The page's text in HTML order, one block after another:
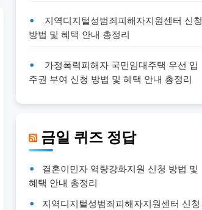
지역디지털성범죄피해자지원센터 신청
방법 및 혜택 안내 총정리
가정폭력피해자 국민임대주택 우선 입
주권 부여 신청 방법 및 혜택 안내 총정리
금일 퀴즈 정답
결혼이민자 역량강화지원 신청 방법 및
혜택 안내 총정리
지역디지털성범죄피해자지원센터 신청